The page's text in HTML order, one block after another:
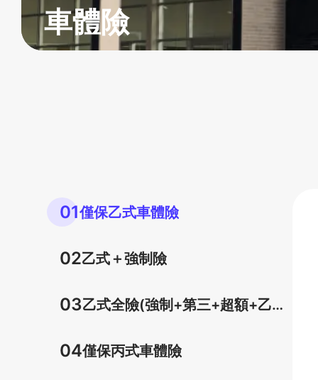
車體險
01僅保乙式車體險
02乙式＋強制險
03乙式全險(強制+第三+超額+乙式
04僅保丙式車體險